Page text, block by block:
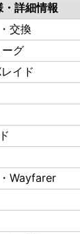
詳細情報
交換
グ
イド
Wayfarer